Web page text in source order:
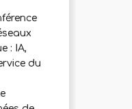
: IA,
du